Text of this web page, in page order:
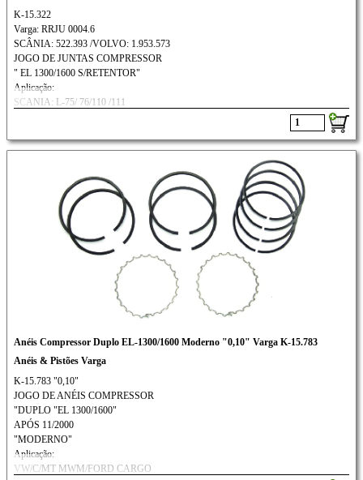
K-15.322
Varga: RRJU 0004.6
SCÂNIA: 522.393 /VOLVO: 1.953.573
JOGO DE JUNTAS COMPRESSOR
" EL 1300/1600 S/RETENTOR"
Aplicação:
SCANIA: L-75/ 76/110 /111
Anéis Compressor Duplo EL-1300/1600 Moderno "0,10" Varga K-15.783
Anéis & Pistões Varga
K-15.783 "0,10"
JOGO DE ANÉIS COMPRESSOR
"DUPLO "EL 1300/1600"
APÓS 11/2000
"MODERNO"
Aplicação:
VW/C/MT MWM/FORD CARGO